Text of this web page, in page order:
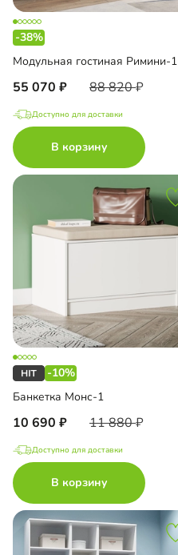
-38%
Модульная гостиная Римини-1
55 070 88 820
Доступно для доставки
В корзину
-10%
Банкетка Монс-1
10 690 11 880
Доступно для доставки
В корзину